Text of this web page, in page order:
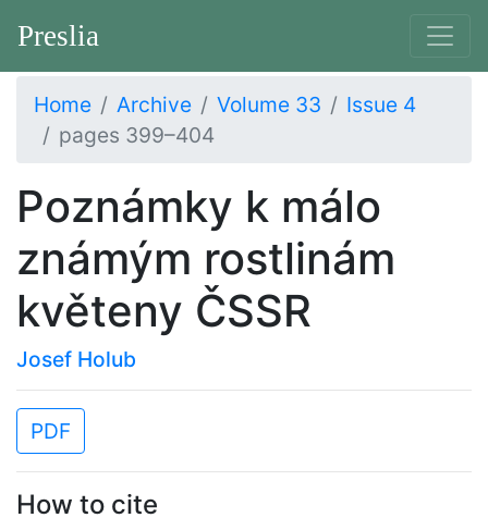
Preslia
Home Archive Volume 33
Issue 4
pages 399–404
Poznámky k málo
známým rostlinám
květeny ČSSR
Josef Holub
PDF
How to cite